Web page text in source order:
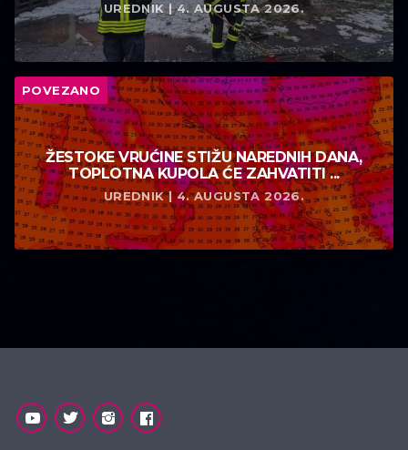
UREDNIK | 4. AUGUSTA 2026.
POVEZANO
ŽESTOKE VRUĆINE STIŽU NAREDNIH DANA,
TOPLOTNA KUPOLA ĆE ZAHVATITI ...
UREDNIK | 4. AUGUSTA 2026.